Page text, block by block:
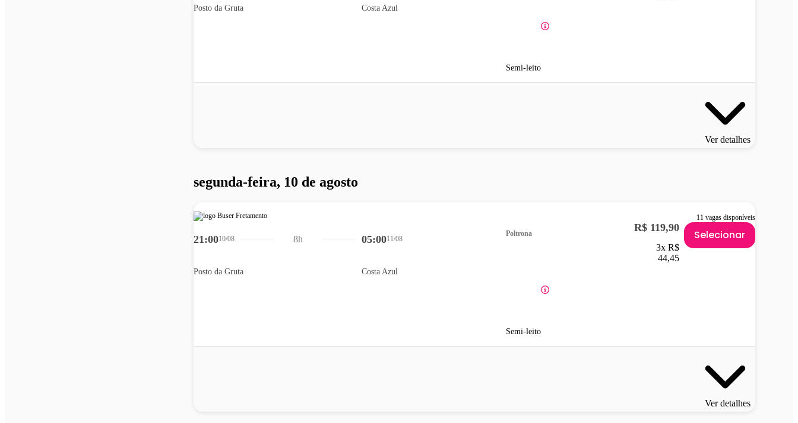
Posto da Gruta Costa Azul
Semi-leito
Ver detalhes
segunda-feira, 10 de agosto
11 vagas disponíveis
21:0010/08
Posto da Gruta
05:0011/08
Costa Azul
8h
Poltrona
Semi-leito
R$ 119,90
3x R$
44,45
Selecionar
Ver detalhes